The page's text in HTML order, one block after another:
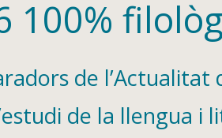
100%
de l’Actualitat
de la llengua